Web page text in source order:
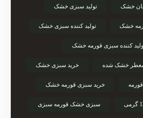
خشک تولید سبزی خشک
خشک تولید کننده سبزی خشک
کننده سبزی قورمه خشک
معطر خشک شده خرید سبزی خشک
خرید سبزی قورمه خشک
سبزی خشک قورمه سبزی